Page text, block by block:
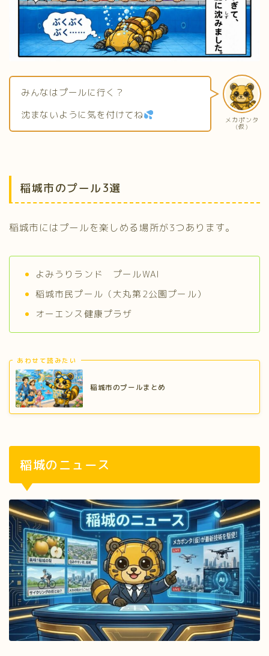
メカポンタ
(仮)
みんなはプールに行く？
沈まないように気を付けてね
稲城市のプール3選
稲城市にはプールを楽しめる場所が3つあります。
よみうりランド プールWAI
稲城市民プール（大丸第2公園プール）
オーエンス健康プラザ
あわせて読みたい
稲城市のプールまとめ
稲城のニュース